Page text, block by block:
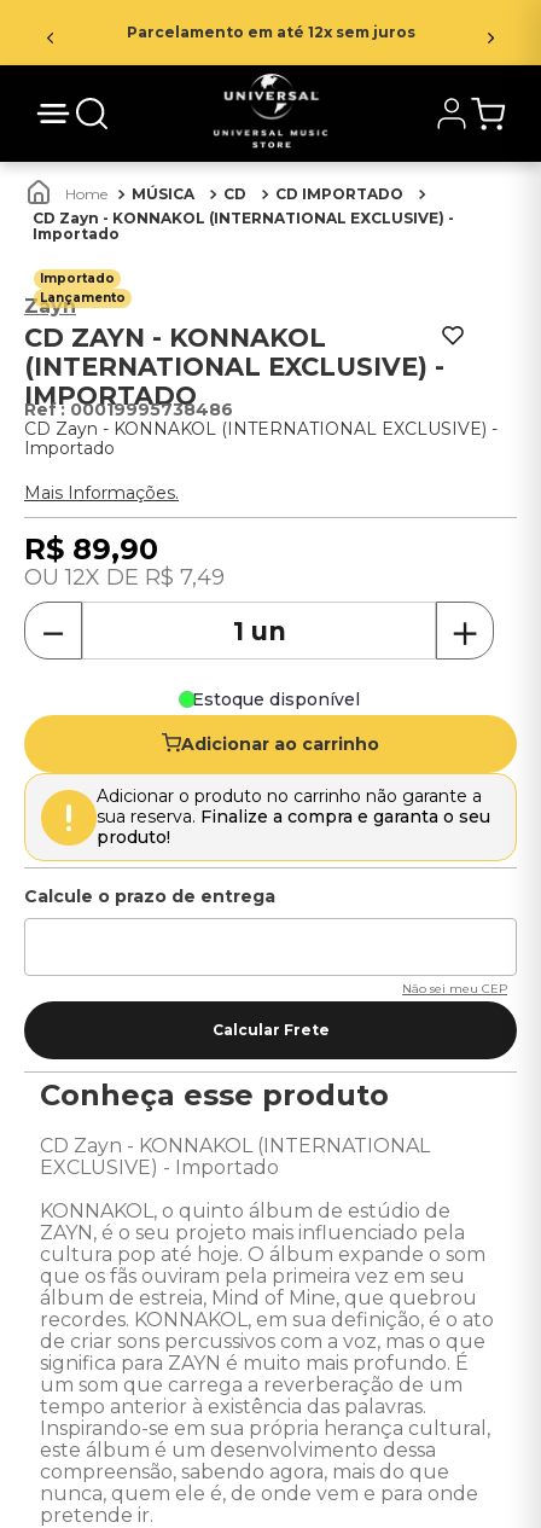
Parcelamento em até 12x sem juros
MÚSICA CD
CD IMPORTADO
CD Zayn - KONNAKOL (INTERNATIONAL EXCLUSIVE) -
Importado
Importado
Lançamento
Zayn
CD ZAYN - KONNAKOL
(INTERNATIONAL EXCLUSIVE) -
IMPORTADO
: 00019995738486
CD Zayn - KONNAKOL (INTERNATIONAL EXCLUSIVE) -
Importado
Mais Informações.
R$ 89,90
12 R$ 7,49
＋
－
Estoque disponível
Adicionar ao carrinho
Adicionar o produto no carrinho não garante a
sua reserva. Finalize a compra e garanta o seu
produto!
Não sei meu CEP
Conheça esse produto
CD Zayn - KONNAKOL (INTERNATIONAL
EXCLUSIVE) - Importado
KONNAKOL, o quinto álbum de estúdio de
ZAYN, é o seu projeto mais influenciado pela
cultura pop até hoje. O álbum expande o som
que os fãs ouviram pela primeira vez em seu
álbum de estreia, Mind of Mine, que quebrou
recordes. KONNAKOL, em sua definição, é o ato
de criar sons percussivos com a voz, mas o que
significa para ZAYN é muito mais profundo. É
um som que carrega a reverberação de um
tempo anterior à existência das palavras.
Inspirando-se em sua própria herança cultural,
este álbum é um desenvolvimento dessa
compreensão, sabendo agora, mais do que
nunca, quem ele é, de onde vem e para onde
pretende ir.